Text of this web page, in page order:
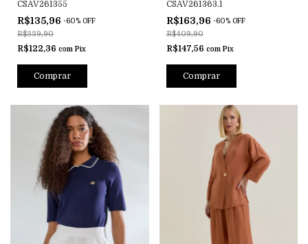
CSAV261355
R$135,96 -60% OFF
R$339,90
R$122,36 com Pix
Comprar
CSAV261363.1
R$163,96 -60% OFF
R$409,90
R$147,56 com Pix
Comprar